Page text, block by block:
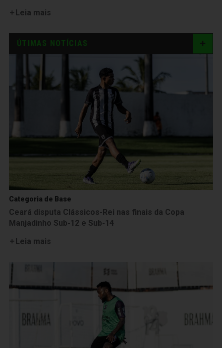
Leia mais
ÚTIMAS NOTÍCIAS
Categoria de Base
Ceará disputa Clássicos-Rei nas finais da Copa
Manjadinho Sub-12 e Sub-14
Leia mais